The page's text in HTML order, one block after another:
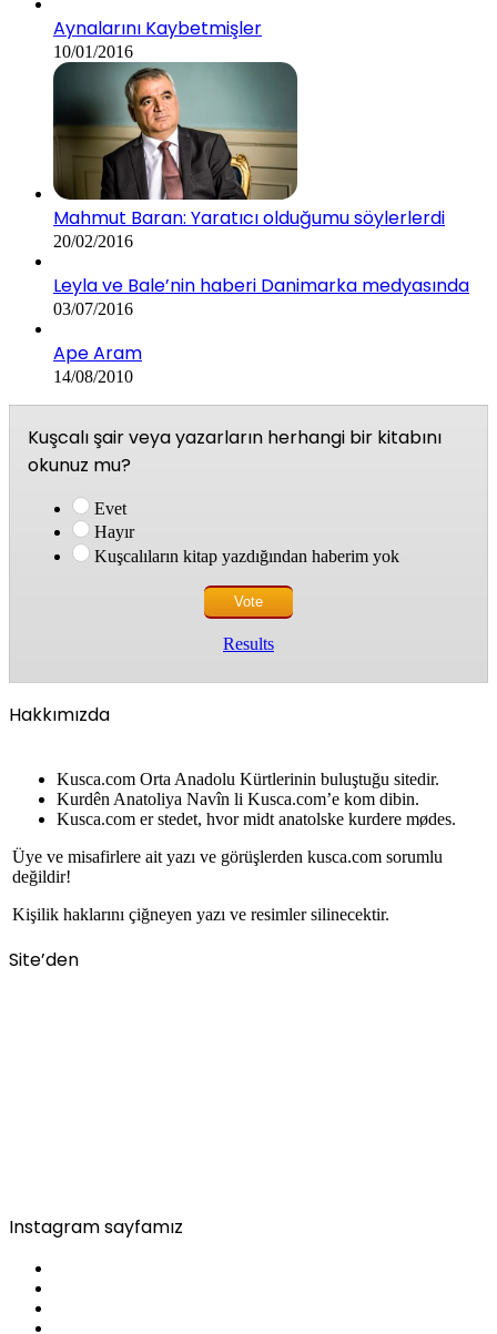
Aynalarını Kaybetmişler
10/01/2016
Mahmut Baran: Yaratıcı olduğumu söylerlerdi
20/02/2016
Leyla ve Bale’nin haberi Danimarka medyasında
03/07/2016
Ape Aram
14/08/2010
Kuşcalı şair veya yazarların herhangi bir kitabını
okunuz mu?
Evet
Hayır
Kuşcalıların kitap yazdığından haberim yok
Results
Hakkımızda
Kusca.com Orta Anadolu Kürtlerinin buluştuğu sitedir.
Kurdên Anatoliya Navîn li Kusca.com’e kom dibin.
Kusca.com er stedet, hvor midt anatolske kurdere mødes.
Üye ve misafirlere ait yazı ve görüşlerden kusca.com sorumlu
değildir!
Kişilik haklarını çiğneyen yazı ve resimler silinecektir.
Site’den
Instagram sayfamız